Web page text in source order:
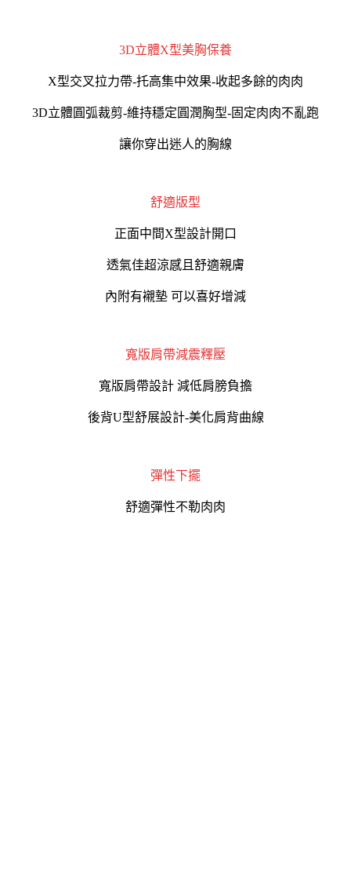
3D立體X型美胸保養
X型交叉拉力帶-托高集中效果-收起多餘的肉肉
3D立體圓弧裁剪-維持穩定圓潤胸型-固定肉肉不亂跑
讓你穿出迷人的胸線
舒適版型
正面中間X型設計開口
透氣佳超涼感且舒適親膚
內附有襯墊 可以喜好增減
寬版肩帶減震釋壓
寬版肩帶設計 減低肩膀負擔
後背U型舒展設計-美化肩背曲線
彈性下擺
舒適彈性不勒肉肉